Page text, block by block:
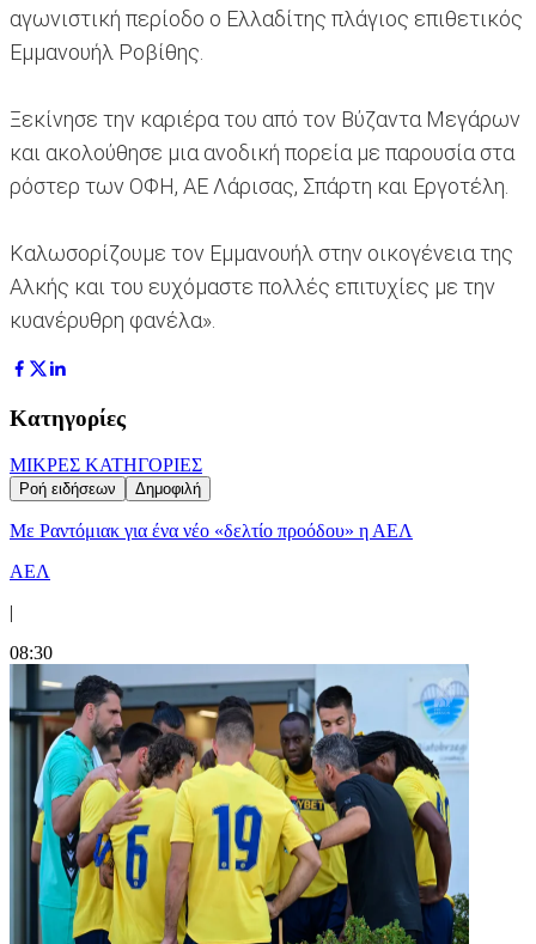
αγωνιστική περίοδο ο Ελλαδίτης πλάγιος επιθετικός
Εμμανουήλ Ροβίθης.
Ξεκίνησε την καριέρα του από τον Βύζαντα Μεγάρων
και ακολούθησε μια ανοδική πορεία με παρουσία στα
ρόστερ των ΟΦΗ, ΑΕ Λάρισας, Σπάρτη και Εργοτέλη.
Καλωσορίζουμε τον Εμμανουήλ στην οικογένεια της
Αλκής και του ευχόμαστε πολλές επιτυχίες με την
κυανέρυθρη φανέλα».
Κατηγορίες
ΜΙΚΡΕΣ ΚΑΤΗΓΟΡΙΕΣ
Ροή ειδήσεων Δημοφιλή
Με Ραντόμιακ για ένα νέο «δελτίο προόδου» η ΑΕΛ
ΑΕΛ
|
08:30